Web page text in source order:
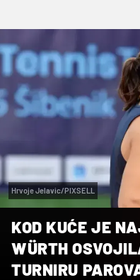
Hrvoje Jelavic/PIXSELL
KOD KUĆE JE
WÜRTH
TURNIRU